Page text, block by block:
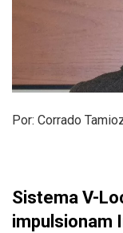
Por: Corrado
Sistema V-
impulsionam